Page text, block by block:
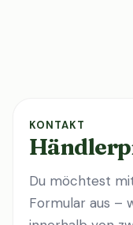
KONTAKT
Du möchtest
Formular aus –